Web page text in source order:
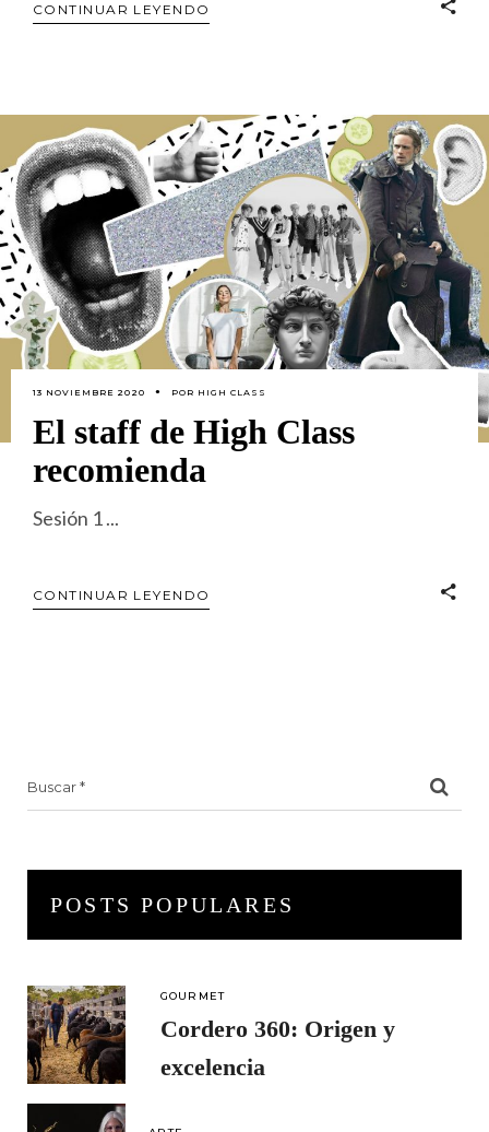
CONTINUAR LEYENDO
13 NOVIEMBRE 2020 POR HIGH CLASS
El staff de High Class
recomienda
Sesión 1
CONTINUAR LEYENDO
POSTS POPULARES
GOURMET
Cordero 360: Origen y
excelencia